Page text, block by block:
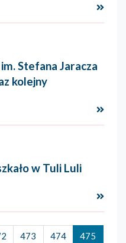
Stefana Jaracza
kolejny
w Tuli Luli
473 474
475